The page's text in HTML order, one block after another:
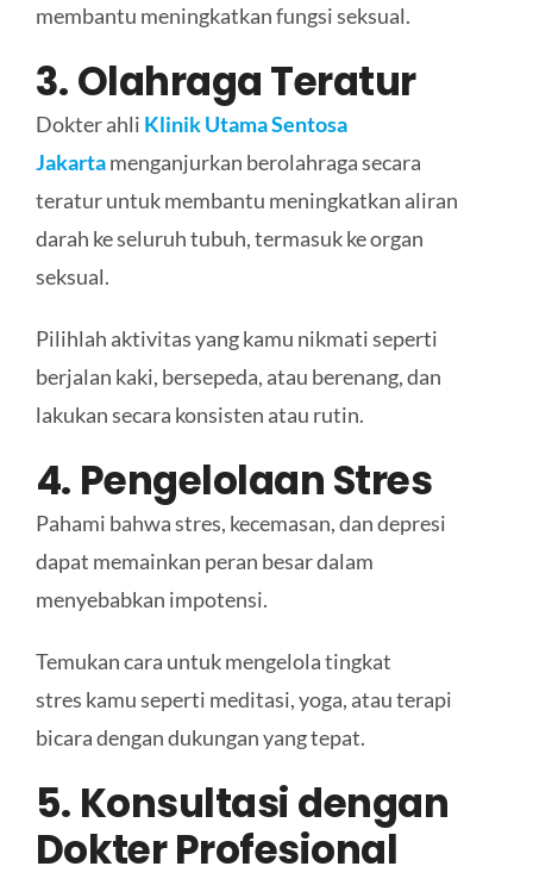
membantu meningkatkan fungsi seksual.
3. Olahraga Teratur
Dokter ahli Klinik Utama Sentosa
Jakartamenganjurkan berolahraga secara
teratur untuk membantu meningkatkan aliran
darah ke seluruh tubuh, termasuk ke organ
seksual.
Pilihlah aktivitas yang kamu nikmati seperti
berjalan kaki, bersepeda, atau berenang, dan
lakukan secara konsisten atau rutin.
4. Pengelolaan Stres
Pahami bahwa stres, kecemasan, dan depresi
dapat memainkan peran besar dalam
menyebabkan impotensi.
Temukan cara untuk mengelola tingkat
stres kamu seperti meditasi, yoga, atau terapi
bicara dengan dukungan yang tepat.
5. Konsultasi dengan
DokterProfesional